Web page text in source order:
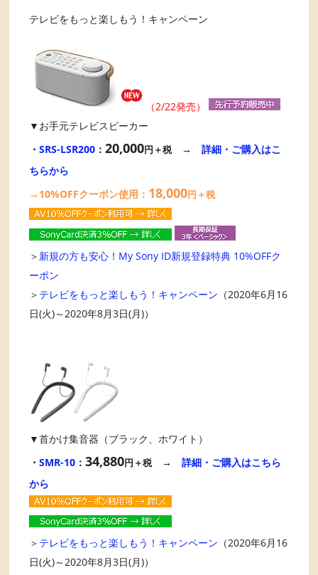
テレビをもっと楽しもう！キャンペーン
（2/22発売）
▼お手元テレビスピーカー
・SRS-LSR200 ：20,000円＋税→詳細・ご購入はこ
ちらから
→10%OFFクーポン使用： 18,000円＋税
＞ 新規の方も安心！My Sony ID新規登録特典 10%OFFク
ーポン
＞ テレビをもっと楽しもう！キャンペーン （2020年6月16
日(火)～2020年8月3日(月)）
▼首かけ集音器（ブラック、ホワイト）
・SMR-10 ：34,880円＋税→詳細・ご購入はこちら
から
＞ テレビをもっと楽しもう！キャンペーン （2020年6月16
日(火)～2020年8月3日(月)）